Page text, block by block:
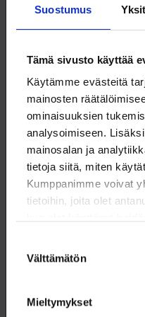
Suostumus
Tämä sivusto käyttää
Käytämme evästeitä
mainosten
ominaisuuksien
analysoimiseen.
mainosalan ja
tietoja siitä, miten
Kumppanimme voivat
tietoihin, joita olet
valinta
Välttämätön
Mieltymykset
tapahtumia ja
Kaikki
Työnhaku
Job search
Jobbsökande